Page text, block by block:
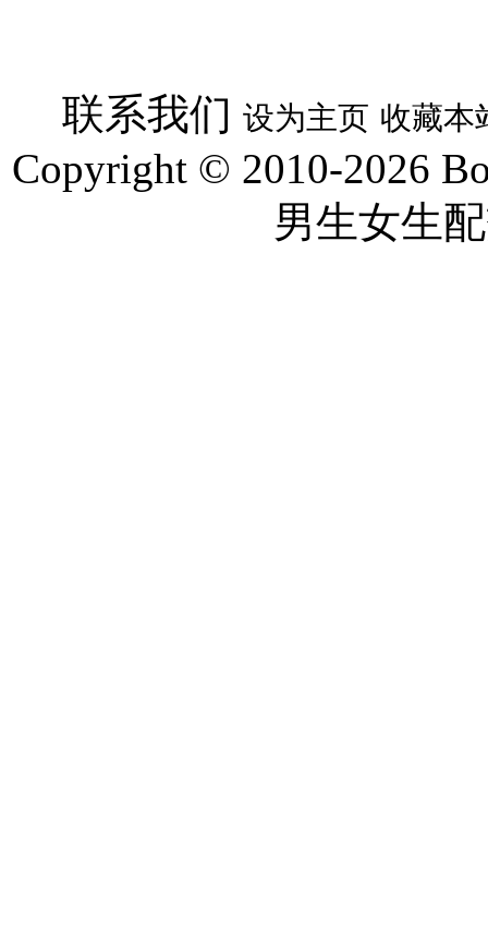
联系我们 设为主页 收藏本
Copyright © 2010-2026
男生女生